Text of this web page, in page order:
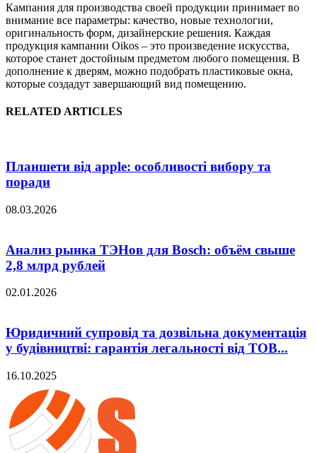
Кампания для производства своей продукции принимает во
внимание все параметры: качество, новые технологии,
оригинальность форм, дизайнерские решения. Каждая
продукция кампании Oikos – это произведение искусства,
которое станет достойным предметом любого помещения. В
дополнение к дверям, можно подобрать пластиковые окна,
которые создадут завершающий вид помещению.
RELATED ARTICLES
Планшети від apple: особливості вибору та
поради
08.03.2026
Анализ рынка ТЭНов для Bosch: объём свыше
2,8 млрд рублей
02.01.2026
Юридичний супровід та дозвільна документація
у будівництві: гарантія легальності від ТОВ...
16.10.2025